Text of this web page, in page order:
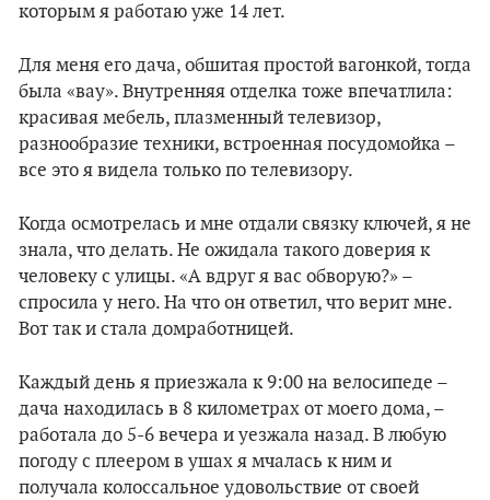
которым я работаю уже 14 лет.
Для меня его дача, обшитая простой вагонкой, тогда
была «вау». Внутренняя отделка тоже впечатлила:
красивая мебель, плазменный телевизор,
разнообразие техники, встроенная посудомойка –
все это я видела только по телевизору.
Когда осмотрелась и мне отдали связку ключей, я не
знала, что делать. Не ожидала такого доверия к
человеку с улицы. «А вдруг я вас обворую?» –
спросила у него. На что он ответил, что верит мне.
Вот так и стала домработницей.
Каждый день я приезжала к 9:00 на велосипеде –
дача находилась в 8 километрах от моего дома, –
работала до 5-6 вечера и уезжала назад. В любую
погоду с плеером в ушах я мчалась к ним и
получала колоссальное удовольствие от своей